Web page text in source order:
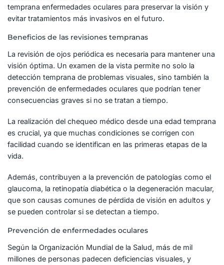
temprana enfermedades oculares para preservar la visión y
evitar tratamientos más invasivos en el futuro.
Beneficios de las revisiones tempranas
La revisión de ojos periódica es necesaria para mantener una
visión óptima. Un examen de la vista permite no solo la
detección temprana de problemas visuales, sino también la
prevención de enfermedades oculares que podrían tener
consecuencias graves si no se tratan a tiempo.
La realización del chequeo médico desde una edad temprana
es crucial, ya que muchas condiciones se corrigen con
facilidad cuando se identifican en las primeras etapas de la
vida.
Además, contribuyen a la prevención de patologías como el
glaucoma, la retinopatía diabética o la degeneración macular,
que son causas comunes de pérdida de visión en adultos y
se pueden controlar si se detectan a tiempo.
Prevención de enfermedades oculares
Según la Organización Mundial de la Salud, más de mil
millones de personas padecen deficiencias visuales, y